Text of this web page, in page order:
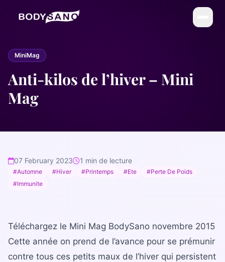
DIÉTÉTIQUE
La Méthode BodySano
Calories par activité
Calories par aliment
Soins esthétiques
Infrathérapie (Sauna Japonais)
La gamme complète
La Diet Box
MiniMag
Anti-kilos de l’hiver – Mini
Mag
07 February 2023 1 min de lecture
#Automne #Hiver #Printemps #Ete
#Perte De Poids
#Immunite
Téléchargez le Mini Mag BodySano novembre 2015
Cette année on prend de l’avance pour se prémunir
contre tous ces petits maux de l’hiver qui persistent